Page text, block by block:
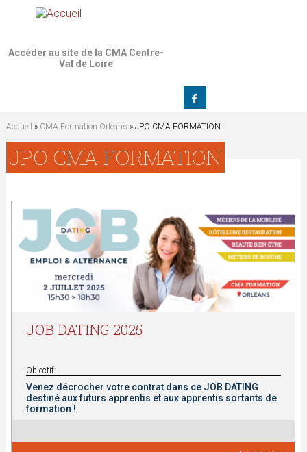
Accéder au site de la CMA Centre-
Val de Loire
V
o
c
Accueil » CMA Formation Orléans » JPO CMA FORMATION
JPO CMA FORMATION
JOB DATING 2025
Objectif:
Venez décrocher votre contrat dans ce JOB DATING
destiné aux futurs apprentis et aux apprentis sortants de
formation !